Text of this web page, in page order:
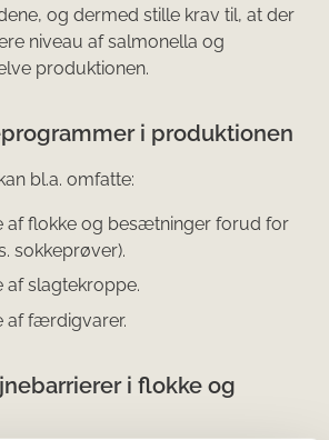
og dermed stille krav til, at der
niveau af salmonella og
produktionen.
i produktionen
bl.a. omfatte:
af flokke og besætninger forud for
sokkeprøver).
af slagtekroppe.
af færdigvarer.
i flokke og